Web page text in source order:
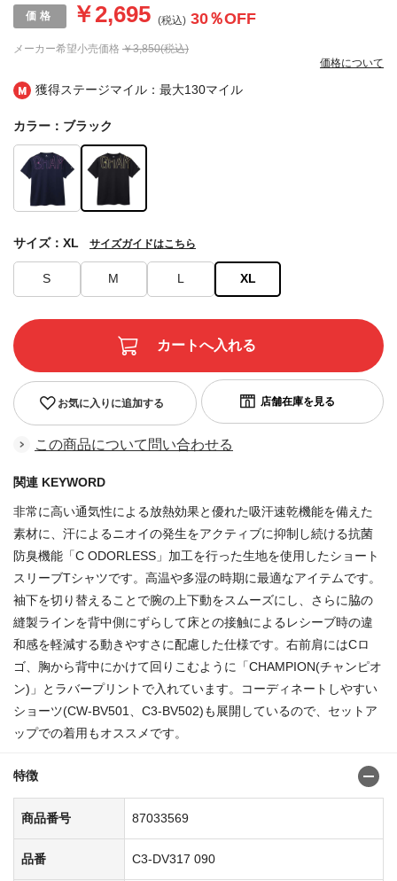
獲得ステージマイル：最大130マイル
メーカー希望小売価格 ￥3,850(税込)
￥2,695 (税込) 30％OFF
価格について
カラー：ブラック
S M L XL
サイズ：XL サイズガイドはこちら
お気に入りに追加する
この商品について問い合わせる
関連 KEYWORD
非常に高い通気性による放熱効果と優れた吸汗速乾機能を備えた
素材に、汗によるニオイの発生をアクティブに抑制し続ける抗菌
防臭機能「C ODORLESS」加工を行った生地を使用したショート
スリーブTシャツです。高温や多湿の時期に最適なアイテムです。
袖下を切り替えることで腕の上下動をスムーズにし、さらに脇の
縫製ラインを背中側にずらして床との接触によるレシーブ時の違
和感を軽減する動きやすさに配慮した仕様です。右前肩にはCロ
ゴ、胸から背中にかけて回りこむように「CHAMPION(チャンピオ
ン)」とラバープリントで入れています。コーディネートしやすい
ショーツ(CW-BV501、C3-BV502)も展開しているので、セットア
ップでの着用もオススメです。
特徴
商品番号 87033569
品番 C3-DV317 090